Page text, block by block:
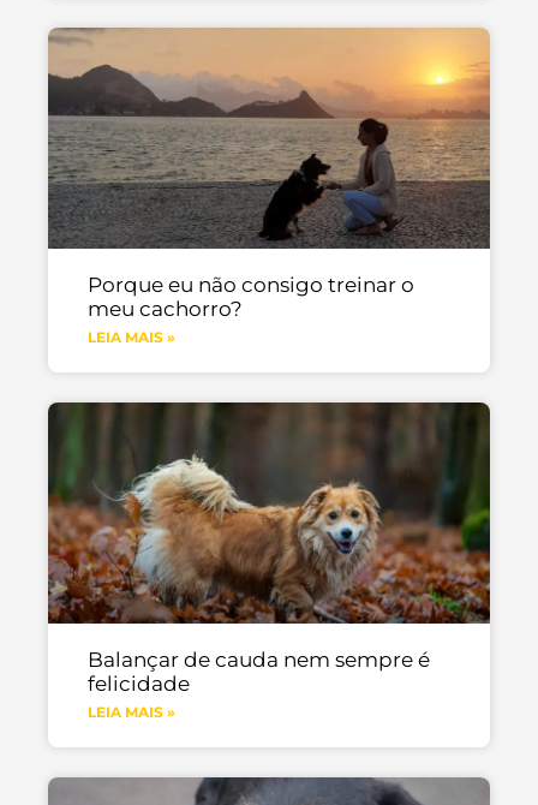
Porque eu não consigo treinar o
meu cachorro?
LEIA MAIS »
Balançar de cauda nem sempre é
felicidade
LEIA MAIS »